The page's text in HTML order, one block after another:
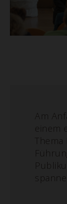
Am
einem